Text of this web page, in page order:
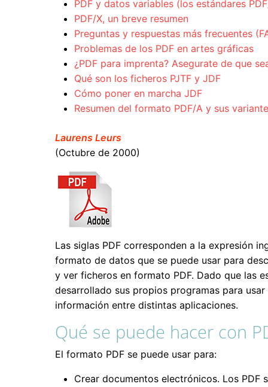
PDF y datos variables (los estándares
PDF/X, un breve resumen
Preguntas y respuestas más frecuentes
Problemas de los PDF en artes gráficas
¿PDF para imprenta? Asegurate de que
Qué son los ficheros PJTF y JDF
Cómo poner en marcha JDF
Resumen del formato PDF/A y sus
Laurens Leurs
(Octubre de 2000)
Las siglas PDF corresponden a la expresión
formato de datos que se puede usar para
y ver ficheros en formato PDF. Dado que las
desarrollado sus propios programas para
información entre distintas aplicaciones.
Qué se puede hacer con
El formato PDF se puede usar para:
Crear documentos electrónicos. Los PDF